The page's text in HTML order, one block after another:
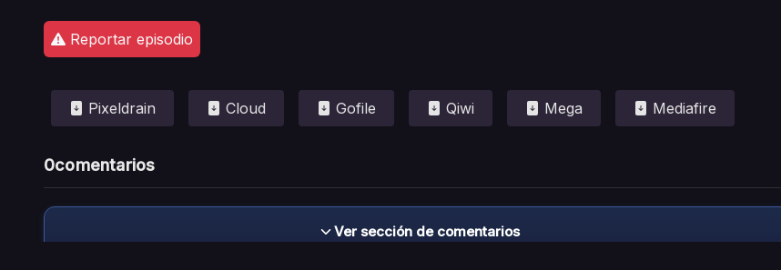
Reportar episodio
Pixeldrain Cloud Gofile Qiwi Mega Mediafire
0comentarios
Ver sección de comentarios